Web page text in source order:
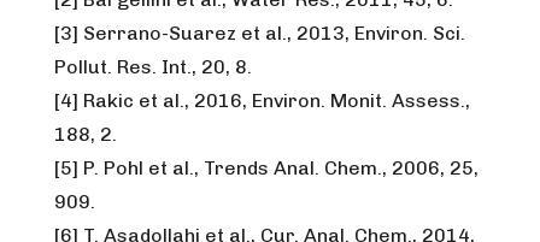
[3] Serrano-Suarez et al., 2013, Environ. Sci.
Pollut. Res. Int., 20, 8.
[4] Rakic et al., 2016, Environ. Monit. Assess.,
188, 2.
[5] P. Pohl et al., Trends Anal. Chem., 2006, 25,
909.
[6] T. Asadollahi et al., Cur. Anal. Chem., 2014,